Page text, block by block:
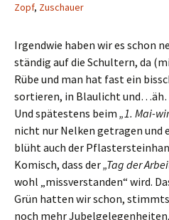
Zopf, Zuschauer
Irgendwie haben wir es schon
ständig auf die Schultern, da
Rübe und man hat fast ein
sortieren, in Blaulicht
Und spätestens beim „1. Mai-
nicht nur Nelken getragen
blüht auch der
Komisch, dass der„Tag der
wohl „missverstanden“ wird.
Grün hatten wir schon,
noch mehr